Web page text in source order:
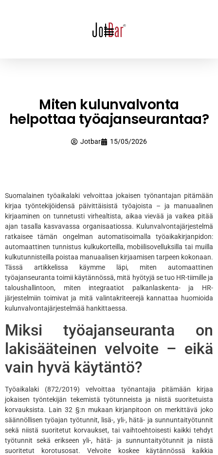
Miten kulunvalvonta
helpottaa työajanseurantaa?
Jotbar 15/05/2026
Suomalainen työaikalaki velvoittaa jokaisen työnantajan pitämään
kirjaa työntekijöidensä päivittäisistä työajoista – ja manuaalinen
kirjaaminen on tunnetusti virhealtista, aikaa vievää ja vaikea pitää
ajan tasalla kasvavassa organisaatiossa. Kulunvalvontajärjestelmä
ratkaisee tämän ongelman automatisoimalla työaikakirjanpidon:
automaattinen tunnistus kulkukorteilla, mobiilisovelluksilla tai muilla
kulkutunnisteilla poistaa manuaalisen kirjaamisen tarpeen kokonaan.
Tässä artikkelissa käymme läpi, miten automaattinen
työajanseuranta toimii käytännössä, mitä hyötyjä se tuo HR-tiimille ja
taloushallintoon, miten integraatiot palkanlaskenta- ja HR-
järjestelmiin toimivat ja mitä valintakriteerejä kannattaa huomioida
kulunvalvontajärjestelmää hankittaessa.
Miksi työajanseuranta on
lakisääteinen velvoite – eikä
vain hyvä käytäntö?
Työaikalaki (872/2019) velvoittaa työnantajia pitämään kirjaa
jokaisen työntekijän tekemistä työtunneista ja niistä suoritetuista
korvauksista. Lain 32 §:n mukaan kirjanpitoon on merkittävä joko
säännöllisen työajan työtunnit, lisä-, yli-, hätä- ja sunnuntaityötunnit
sekä niistä suoritetut korvaukset, tai vaihtoehtoisesti kaikki tehdyt
työtunnit sekä erikseen yli-, hätä- ja sunnuntaityötunnit ja niistä
suoritetut korotusosat. Velvoite koskee käytännössä kaikkia